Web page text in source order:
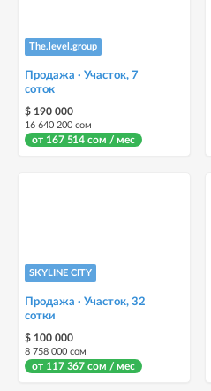
The.level.group
Продажа · Участок, 7
соток
$ 190 000
16 640 200 сом
от 167 514 сом / мес
SKYLINE CITY
Продажа · Участок, 32
сотки
$ 100 000
8 758 000 сом
от 117 367 сом / мес